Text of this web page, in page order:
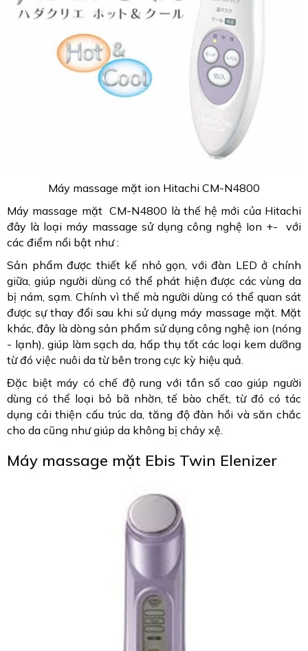
Máy massage mặt ion Hitachi CM-N4800
Máy massage mặt CM-N4800 là thế hệ mới của Hitachi
đây là loại máy massage sử dụng công nghệ Ion +- với
các điểm nổi bật như :
Sản phẩm được thiết kế nhỏ gọn, với đàn LED ở chính
giữa, giúp người dùng có thể phát hiện được các vùng da
bị nám, sạm. Chính vì thế mà người dùng có thể quan sát
được sự thay đổi sau khi sử dụng máy massage mặt. Mặt
khác, đây là dòng sản phẩm sử dụng công nghệ ion (nóng
- lạnh), giúp làm sạch da, hấp thụ tốt các loại kem dưỡng
từ đó việc nuôi da từ bên trong cực kỳ hiệu quả.
Đặc biệt máy có chế độ rung với tần số cao giúp người
dùng có thể loại bỏ bã nhờn, tế bào chết, từ đó có tác
dụng cải thiện cấu trúc da, tăng độ đàn hồi và săn chắc
cho da cũng như giúp da không bị chảy xệ.
Máy massage mặt Ebis Twin Elenizer